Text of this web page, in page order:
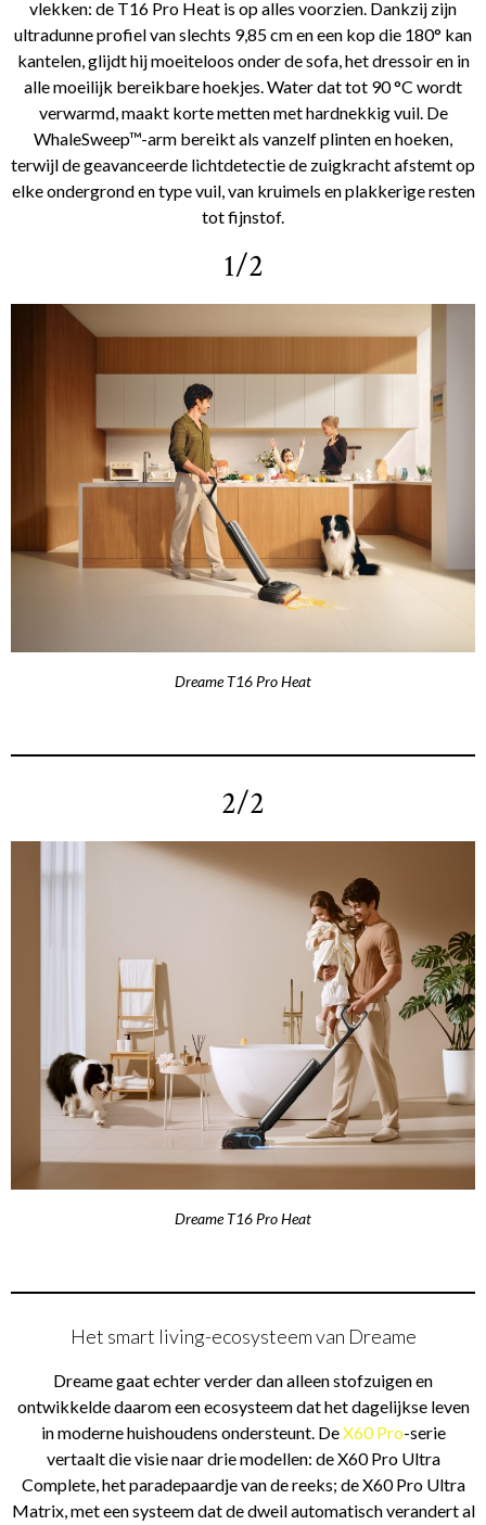
vlekken: de T16 Pro Heat is op alles voorzien. Dankzij zijn
ultradunne profiel van slechts 9,85 cm en een kop die 180° kan
kantelen, glijdt hij moeiteloos onder de sofa, het dressoir en in
alle moeilijk bereikbare hoekjes. Water dat tot 90 °C wordt
verwarmd, maakt korte metten met hardnekkig vuil. De
WhaleSweep™-arm bereikt als vanzelf plinten en hoeken,
terwijl de geavanceerde lichtdetectie de zuigkracht afstemt op
elke ondergrond en type vuil, van kruimels en plakkerige resten
tot fijnstof.
1/2
Dreame T16 Pro Heat
2/2
Dreame T16 Pro Heat
Het smart living-ecosysteem van Dreame
Dreame gaat echter verder dan alleen stofzuigen en
ontwikkelde daarom een ecosysteem dat het dagelijkse leven
in moderne huishoudens ondersteunt. DeX60 Pro-serie
vertaalt die visie naar drie modellen: de X60 Pro Ultra
Complete, het paradepaardje van de reeks; de X60 Pro Ultra
Matrix, met een systeem dat de dweil automatisch verandert al